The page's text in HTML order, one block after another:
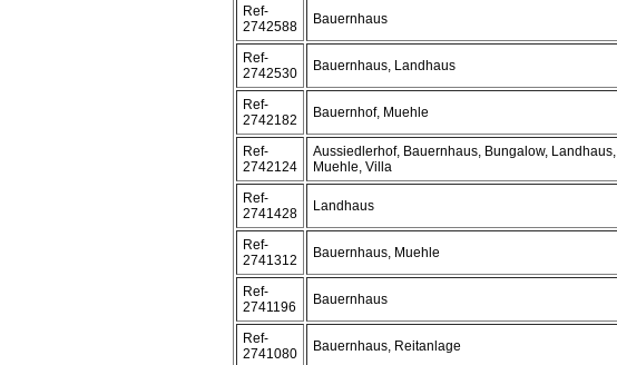
Ref-
2742588
Bauernhaus
Ref-
2742530
Bauernhaus, Landhaus
Ref-
2742182
Bauernhof, Muehle
Ref-
2742124
Aussiedlerhof, Bauernhaus, Bungalow, Landhaus,
Muehle, Villa
Ref-
2741428
Landhaus
Ref-
2741312
Bauernhaus, Muehle
Ref-
2741196
Bauernhaus
Ref-
2741080
Bauernhaus, Reitanlage